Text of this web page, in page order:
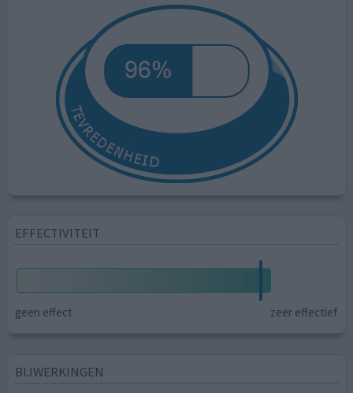
EFFECTIVITEIT
geen effect zeer effectief
BIJWERKINGEN